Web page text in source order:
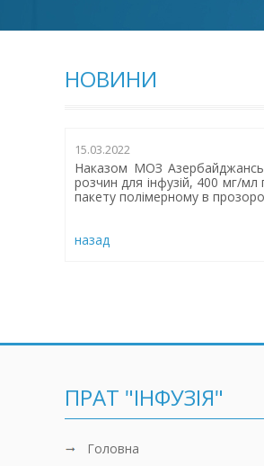
НОВИНИ
15.03.2022
Наказом МОЗ
розчин для інфузій, 400 мг/
пакету полімерному в
назад
ПРАТ "ІНФУЗІЯ"
Головна